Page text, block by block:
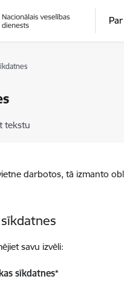
tekstu
darbotos, tā izmanto
savu izvēli:
sīkdatnes*